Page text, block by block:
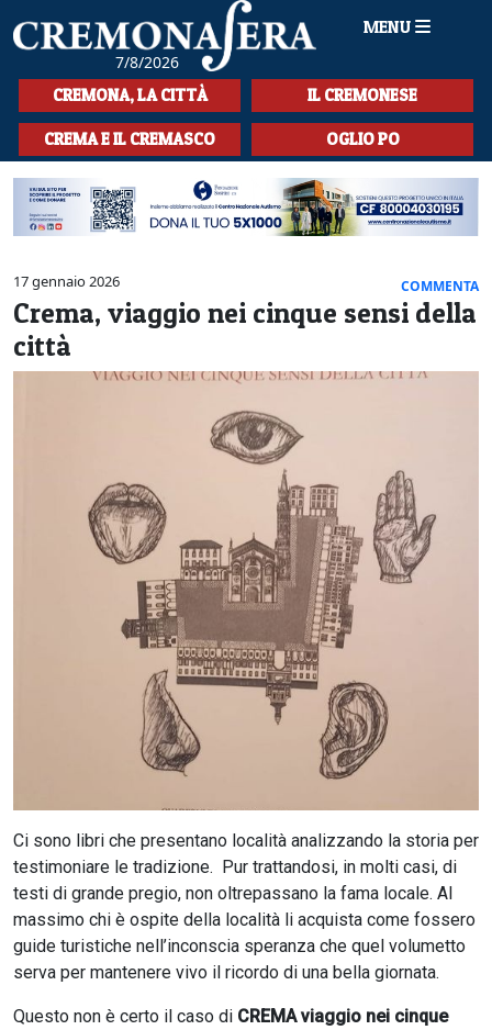
7/8/2026
MENU
HOME
CRONACA
SPORT
LA MUSICA
CULTURA
LA STORIA
CERCA
CREMONA, LA CITTÀ IL CREMONESE
CREMA E IL CREMASCO OGLIO PO
17 gennaio 2026 COMMENTA
Crema, viaggio nei cinque sensi della
città
Ci sono libri che presentano località analizzando la storia per
testimoniare le tradizione. Pur trattandosi, in molti casi, di
testi di grande pregio, non oltrepassano la fama locale. Al
massimo chi è ospite della località li acquista come fossero
guide turistiche nell’inconscia speranza che quel volumetto
serva per mantenere vivo il ricordo di una bella giornata.
Questo non è certo il caso di CREMA viaggio nei cinque